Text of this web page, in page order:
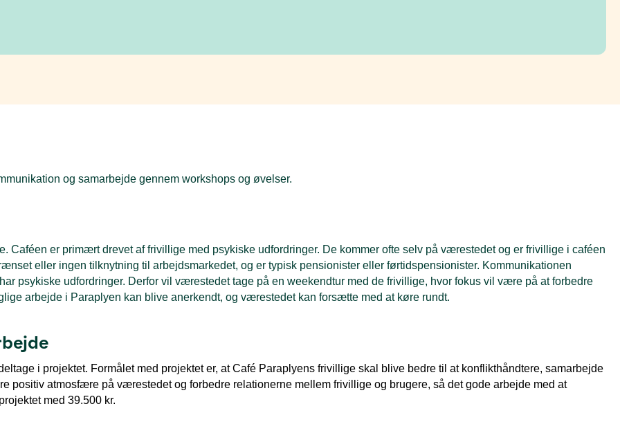
og samarbejde gennem workshops og øvelser.
Caféen er primært drevet af frivillige med psykiske udfordringer. De kommer ofte selv på værestedet og er frivillige i caféen
eller ingen tilknytning til arbejdsmarkedet, og er typisk pensionister eller førtidspensionister. Kommunikationen
psykiske udfordringer. Derfor vil værestedet tage på en weekendtur med de frivillige, hvor fokus vil være på at forbedre
arbejde i Paraplyen kan blive anerkendt, og værestedet kan forsætte med at køre rundt.
i projektet. Formålet med projektet er, at Café Paraplyens frivillige skal blive bedre til at konflikthåndtere, samarbejde
positiv atmosfære på værestedet og forbedre relationerne mellem frivillige og brugere, så det gode arbejde med at
med 39.500 kr.